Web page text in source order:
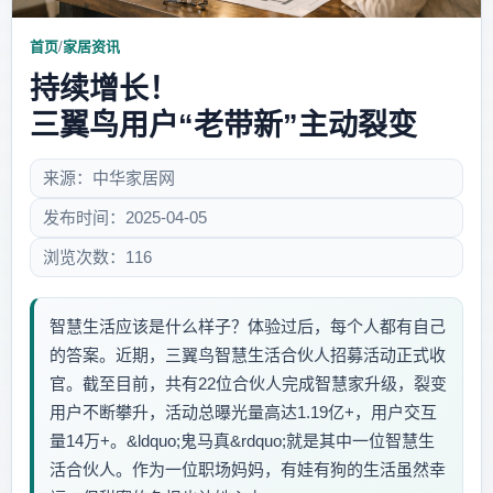
首页/家居资讯
持续增长！
三翼鸟用户“老带新”主动裂变
来源：中华家居网
发布时间：2025-04-05
浏览次数：116
智慧生活应该是什么样子？体验过后，每个人都有自己
的答案。近期，三翼鸟智慧生活合伙人招募活动正式收
官。截至目前，共有22位合伙人完成智慧家升级，裂变
用户不断攀升，活动总曝光量高达1.19亿+，用户交互
量14万+。&ldquo;鬼马真&rdquo;就是其中一位智慧生
活合伙人。作为一位职场妈妈，有娃有狗的生活虽然幸